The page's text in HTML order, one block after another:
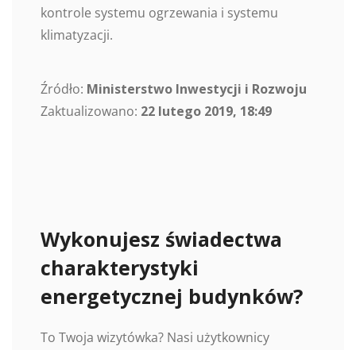
kontrole systemu ogrzewania i systemu
klimatyzacji.
Źródło: Ministerstwo Inwestycji i Rozwoju
Zaktualizowano: 22 lutego 2019, 18:49
Wykonujesz świadectwa
charakterystyki
energetycznej budynków?
To Twoja wizytówka? Nasi użytkownicy